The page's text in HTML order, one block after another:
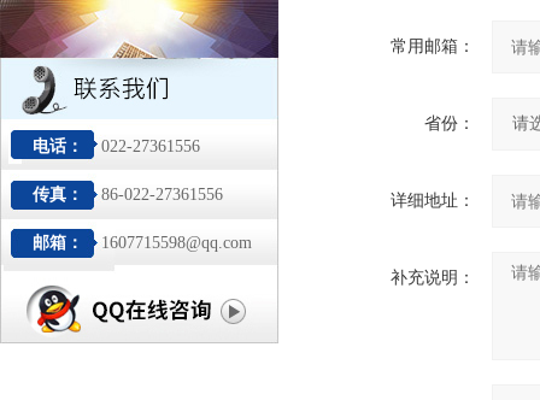
电话： 022-27361556
传真： 86-022-27361556
邮箱： 1607715598@qq.com
常用邮箱：
省份：
详细地址：
补充说明：